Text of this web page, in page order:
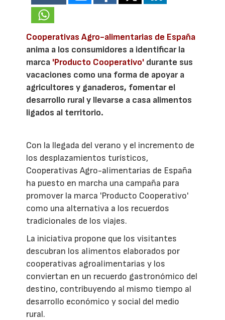
Cooperativas Agro-alimentarias de España
anima a los consumidores a identificar la
marca 'Producto Cooperativo' durante sus
vacaciones como una forma de apoyar a
agricultores y ganaderos, fomentar el
desarrollo rural y llevarse a casa alimentos
ligados al territorio.
Con la llegada del verano y el incremento de
los desplazamientos turísticos,
Cooperativas Agro-alimentarias de España
ha puesto en marcha una campaña para
promover la marca 'Producto Cooperativo'
como una alternativa a los recuerdos
tradicionales de los viajes.
La iniciativa propone que los visitantes
descubran los alimentos elaborados por
cooperativas agroalimentarias y los
conviertan en un recuerdo gastronómico del
destino, contribuyendo al mismo tiempo al
desarrollo económico y social del medio
rural.